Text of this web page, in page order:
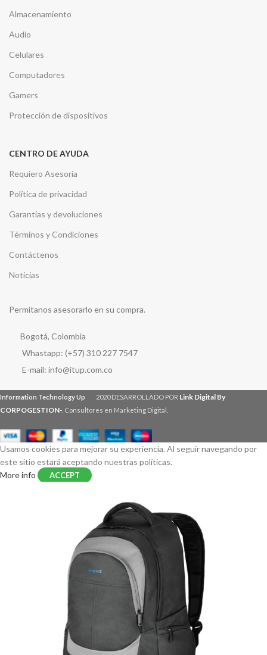
Almacenamiento
Audio
Celulares
Computadores
Gamers
Protección de dispositivos
CENTRO DE AYUDA
Requiero Asesoría
Política de privacidad
Garantías y devoluciones
Términos y Condiciones
Contáctenos
Noticias
Permítanos asesorarlo en su compra.
Bogotá, Colombia
Whastapp: (+57) 310 227 7547
E-mail: info@itup.com.co
Information Technology Up 2020 DESARROLLADO POR Link Digital By
CORPOGESTION- . Consultores en Marketing Digital.
Usamos cookies para mejorar su experiencia. Al seguir navegando por
este sitio estará aceptando nuestras políticas.
More info
ACCEPT